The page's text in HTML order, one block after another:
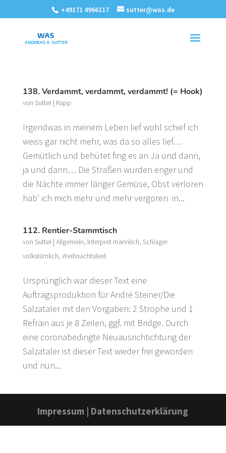
+49171 4966117 sutter@was.de
138. Verdammt, verdammt, verdammt! (= Hook)
von Sutter| Rapp
Irgendwas in meinem Leben lief wohl schief ich
weiss gar nicht mehr, was da so alles lief…
Gemütlich und behütet fing es an Ja und dann,
ja und dann… Die Straßen wurden enger und
die Nächte immer länger Gemüse, Obst verloren
hab’ ich mich mehr und mehr vergoren in...
112. Rentier-Stammtisch
von Sutter| Allgemein, Interpret männlich, Schlager
volkstümlich, Weihnachtslied
Ursprünglich war dieser Text eine
Auftragsproduktion für André Steiner/Die
Salzataler mit den Vorgaben: 2 Strophe und 1
Refrain aus je 8 Zeilen, ggf. mit Bridge. Durch
eine coronabedingte Neuausrichtichtung der
Salzataler ist dieser Text wieder frei geworden
und nun...
Impressum | Datenschutzerklärung